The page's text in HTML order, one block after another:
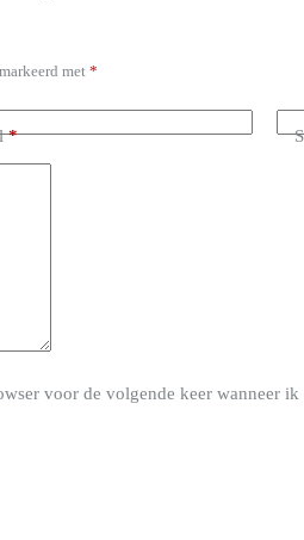
met*
*
voor de volgende keer wanneer ik